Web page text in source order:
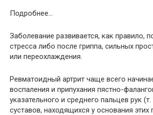
Подробнее…
Заболевание развивается, как правило,
стресса либо после гриппа, сильных
или переохлаждения.
Ревматоидный артрит чаще всего
воспаления и припухания пястно-
указательного и среднего пальцев рук
суставов, находящихся у основания этих